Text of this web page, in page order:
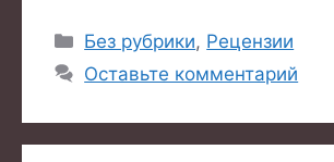
Рубрики
Без рубрики, Рецензии
Оставьте комментарий